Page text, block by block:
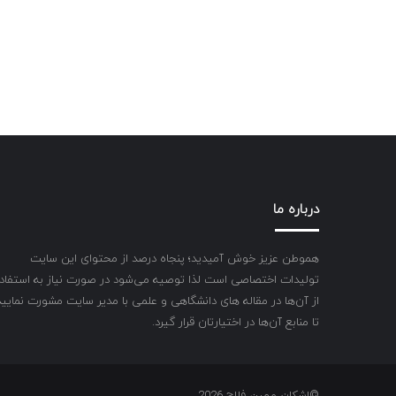
درباره ما
هموطن عزیز خوش آمیدید؛ پنجاه درصد از محتوای این سایت
تولیدات اختصاصی است لذا توصیه می‌شود در صورت نیاز به
از آن‌ها در مقاله های دانشگاهی و علمی با مدیر سایت مشورت
تا منابع آن‌ها در اختیارتان قرار گیرد.